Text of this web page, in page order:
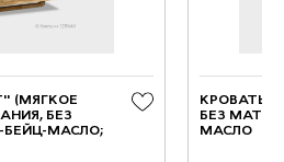
(МЯГКОЕ
БЕЗ
БЕЙЦ-МАСЛО;
КРОВАТЬ
БЕЗ
МАСЛО